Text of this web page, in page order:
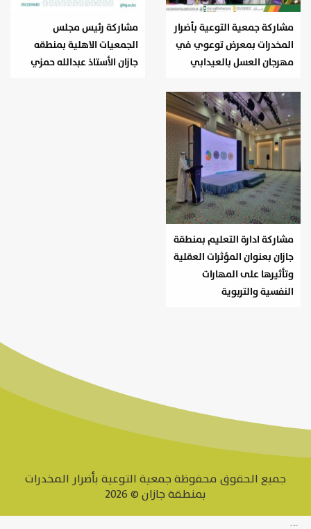
مشاركة جمعية التوعية بأضرار
المخدرات بمعرض توعوي في
مهرجان العسل بالعيدابي
مشاركة رئيس مجلس
الجمعيات الاهلية بمنطقه
جازان الأستاذ عبدالله حمزي
مشاركة ادارة التعليم بمنطقة
جازان بعنوان المؤثرات العقلية
وتأثيرها على المهارات
النفسية والتربوية
جميع الحقوق محفوظة جمعية التوعية بأضرار المخدرات
بمنطقة جازان © 2026
www.datattime4it.com